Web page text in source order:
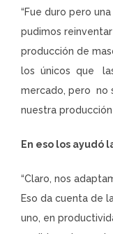
“Fue duro pero
pudimos
producción de
los únicos que
mercado, pero no
nuestra
En eso los ayudó
“Claro, nos
Eso da cuenta de
uno, en